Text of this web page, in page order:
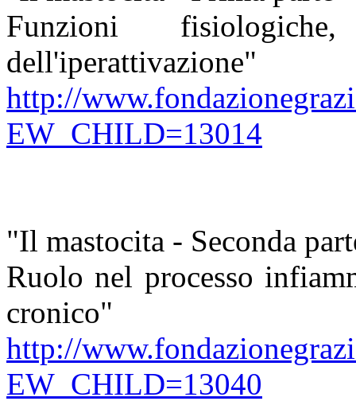
Funzioni
dell'iperattivazione"
http://
EW_CHILD=13014
"Il mastocita - Seconda
Ruolo nel processo
cronico"
http://
EW_CHILD=13040